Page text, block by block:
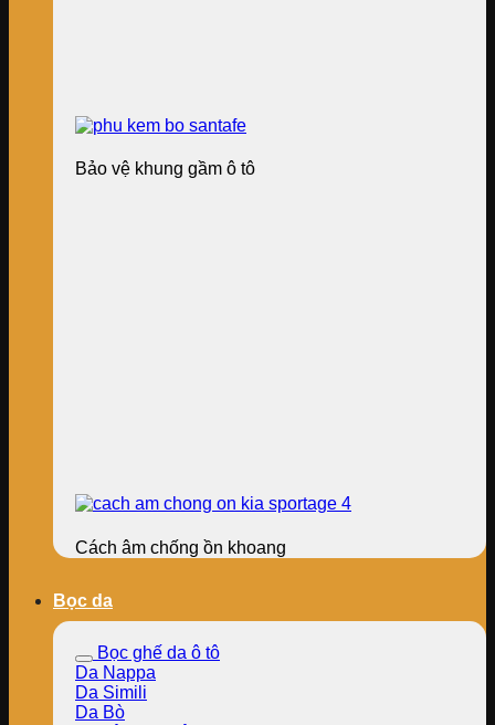
Bảo vệ khung gầm ô tô
Cách âm chống ồn khoang
Bọc da
Bọc ghế da ô tô
Da Nappa
Da Simili
Da Bò